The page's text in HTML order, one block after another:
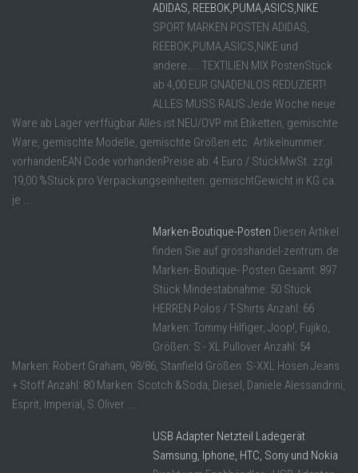
ADIDAS, REEBOK,PUMA,ASICS,NIKE
SPORT MARKEN POSTEN ADIDAS,
REEBOK,PUMA,ASICS,NIKE und
andere….. TEXTILIEN MIX PostenStück
ab 4,00 EUR GNADENLOS REDUZIERT!
ALLES MUSS RAUS Jede Woche neue
Ware ab Lager verffügbar.Alles ist NEU/OVP mit Etiketten, gemischte
Ware, gemischte Modelle, gemischte Größen etc. Artikelnummer:
vorhandenEAN Code vorhandenPreise ab: 4 Euro / StückMwSt. zzgl.
19,00 %Stück pro Verpackungseinheiten: gemischtGewicht in KG ca.
je ...
Marken-Boutique-Posten Diesen Artikel
finden Sie auf grosshandel-zentrum.de
Marken- Boutique- Posten Gesamt: 897
Stück Mindestabnahme: 50 Stück
HERREN Polos / T-Shirts Anzahl: 66
Marken: Tommy Hilfiger, Joop!, Fujiko,
Größen: S - XL Pullover Anzahl: 54
Marken: Robert Graham, 98/86, Stanfield Größen: S-XXL Hosen Jeans
+ Stoff Anzahl: 80 Marken: Scotch &Soda, Diesel, Daniele Alessandrini,
Esprit, Imperial, S.Oliver ...
USB Adapter Netzteil Ladegerät
Samsung, Iphone, HTC, Sony und Nokia